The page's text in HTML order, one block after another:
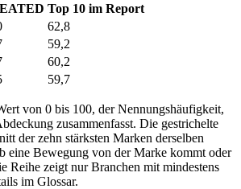
Top 10 im Report
62,8
59,2
60,2
59,7
von 0 bis 100, der Nennungshäufigkeit,
zusammenfasst. Die gestrichelte
der zehn stärksten Marken derselben
eine Bewegung von der Marke kommt oder
Reihe zeigt nur Branchen mit mindestens
im Glossar.